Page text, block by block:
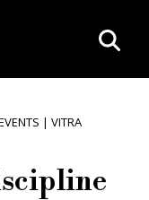
| VITRA